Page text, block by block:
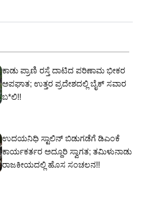
ಕಾಡು ಪ್ರಾಣಿ ರಸ್ತೆ ದಾಟಿದ ಪರಿಣಾಮ ಭೀಕರ
ಅಪಘಾತ; ಉತ್ತರ ಪ್ರದೇಶದಲ್ಲಿ ಬೈಕ್ ಸವಾರ
ಬ*ಲಿ!!
ಉದಯನಿಧಿ ಸ್ಟಾಲಿನ್ ಬಿಡುಗಡೆಗೆ ಡಿಎಂಕೆ
ಕಾರ್ಯಕರ್ತರ ಅದ್ದೂರಿ ಸ್ವಾಗತ; ತಮಿಳುನಾಡು
ರಾಜಕೀಯದಲ್ಲಿ ಹೊಸ ಸಂಚಲನ!!